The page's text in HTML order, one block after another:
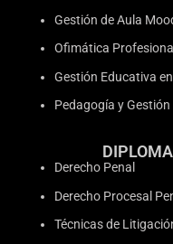
Gestión de Aula
Ofimática Profesional
Gestión Educativa
Pedagogía y
Derecho Penal
Derecho Procesal
Técnicas de